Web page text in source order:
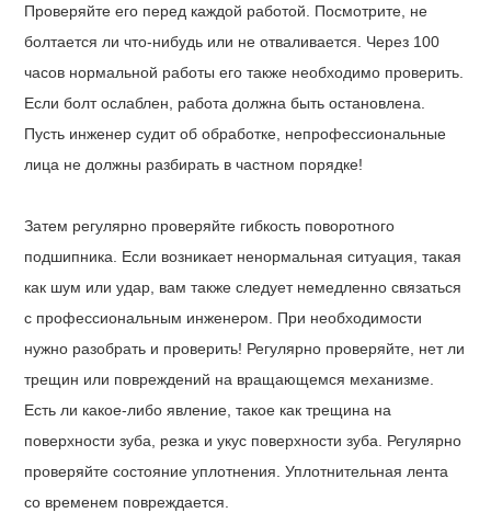
Проверяйте его перед каждой работой. Посмотрите, не
болтается ли что-нибудь или не отваливается. Через 100
часов нормальной работы его также необходимо проверить.
Если болт ослаблен, работа должна быть остановлена.
Пусть инженер судит об обработке, непрофессиональные
лица не должны разбирать в частном порядке!
Затем регулярно проверяйте гибкость поворотного
подшипника. Если возникает ненормальная ситуация, такая
как шум или удар, вам также следует немедленно связаться
с профессиональным инженером. При необходимости
нужно разобрать и проверить! Регулярно проверяйте, нет ли
трещин или повреждений на вращающемся механизме.
Есть ли какое-либо явление, такое как трещина на
поверхности зуба, резка и укус поверхности зуба. Регулярно
проверяйте состояние уплотнения. Уплотнительная лента
со временем повреждается.